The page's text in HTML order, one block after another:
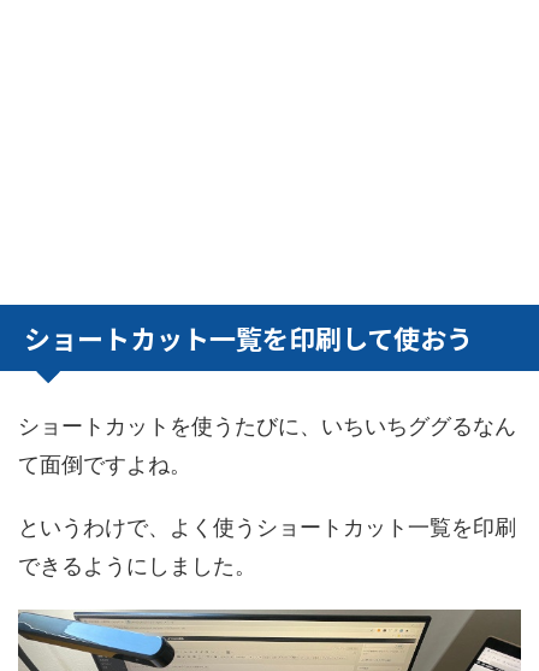
ショートカット一覧を印刷して使おう
ショートカットを使うたびに、いちいちググるなん
て面倒ですよね。
というわけで、よく使うショートカット一覧を印刷
できるようにしました。